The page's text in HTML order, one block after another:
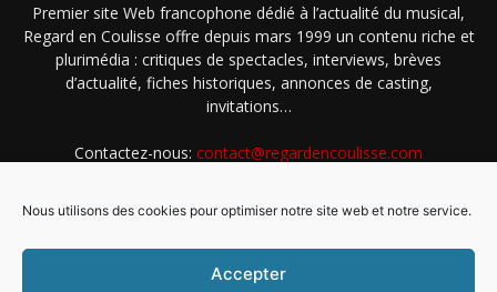
Nous utilisons des cookies pour optimiser notre site web et notre service.
Accepter
Premier site Web francophone dédié à l’actualité du musical,
Regard en Coulisse offre depuis mars 1999 un contenu riche et
plurimédia : critiques de spectacles, interviews, brèves
d’actualité, fiches historiques, annonces de casting,
invitations…
Contactez-nous: contact@regardencoulisse.com